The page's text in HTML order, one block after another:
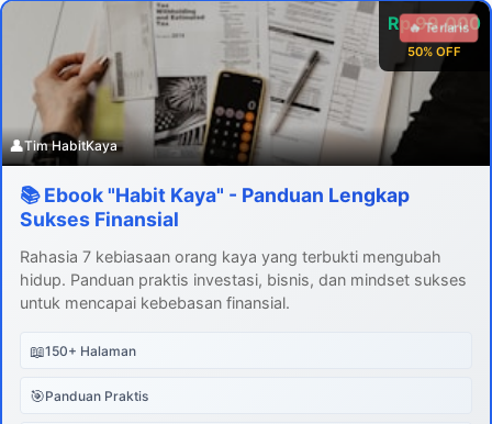
Rp 99.000
50% OFF
🔥 Terlaris
👤Tim HabitKaya
📚 Ebook "Habit Kaya" - Panduan Lengkap
Sukses Finansial
Rahasia 7 kebiasaan orang kaya yang terbukti mengubah
hidup. Panduan praktis investasi, bisnis, dan mindset sukses
untuk mencapai kebebasan finansial.
📖150+ Halaman
🎯Panduan Praktis